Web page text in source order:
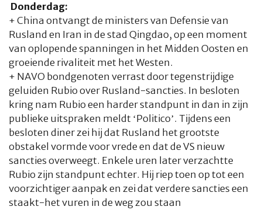
HOME COLUMNSWHAT'S NEW(S) ECONOMIESPORT
CULTUUR RADIO ABONNEMENTDONERENMAGAZINE
AUTEURS ADVERTERENZOEKEN
Donderdag:
+ China ontvangt de ministers van Defensie van
Rusland en Iran in de stad Qingdao, op een moment
van oplopende spanningen in het Midden Oosten en
groeiende rivaliteit met het Westen.
+ NAVO bondgenoten verrast door tegenstrijdige
geluiden Rubio over Rusland-sancties. In besloten
kring nam Rubio een harder standpunt in dan in zijn
publieke uitspraken meldt ‘Politico’. Tijdens een
besloten diner zei hij dat Rusland het grootste
obstakel vormde voor vrede en dat de VS nieuw
sancties overweegt. Enkele uren later verzachtte
Rubio zijn standpunt echter. Hij riep toen op tot een
voorzichtiger aanpak en zei dat verdere sancties een
staakt-het vuren in de weg zou staan